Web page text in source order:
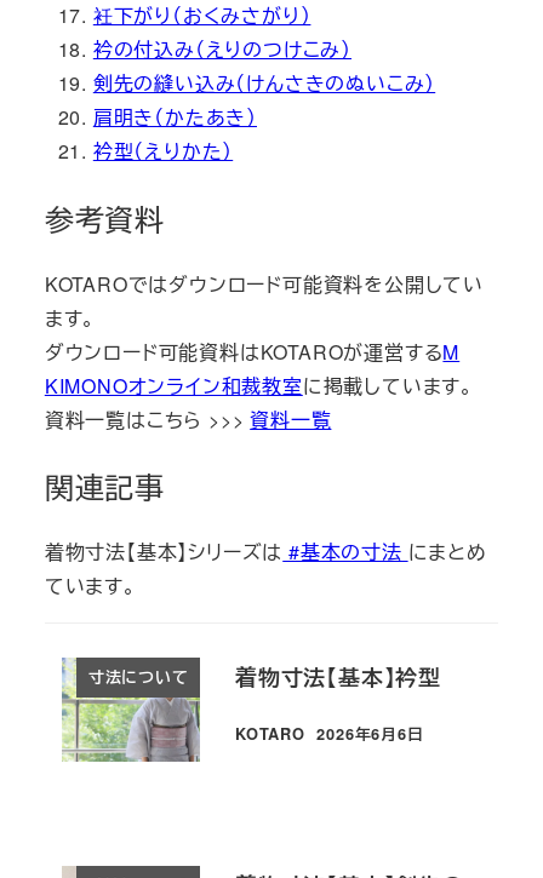
衽下がり（おくみさがり）
衿の付込み（えりのつけこみ）
剣先の縫い込み（けんさきのぬいこみ）
肩明き（かたあき）
衿型（えりかた）
参考資料
KOTAROではダウンロード可能資料を公開してい
ます。
ダウンロード可能資料はKOTAROが運営するM
KIMONOオンライン和裁教室に掲載しています。
資料一覧はこちら >>>資料一覧
関連記事
着物寸法【基本】シリーズは #基本の寸法 にまとめ
ています。
寸法について 着物寸法【基本】衿型
KOTARO
投稿日
2026年6月6日